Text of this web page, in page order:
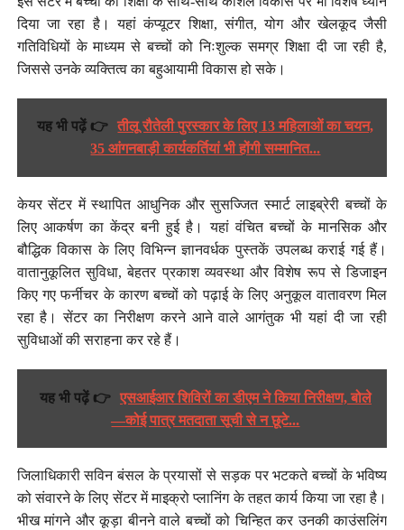
दिया जा रहा है। यहां कंप्यूटर शिक्षा, संगीत, योग और खेलकूद जैसी
गतिविधियों के माध्यम से बच्चों को निःशुल्क समग्र शिक्षा दी जा रही है,
जिससे उनके व्यक्तित्व का बहुआयामी विकास हो सके।
यह भी पढ़ें 👉
तीलू रौतेली पुरस्कार के लिए 13 महिलाओं का चयन,
35 आंगनबाड़ी कार्यकर्तियां भी होंगी सम्मानित...
केयर सेंटर में स्थापित आधुनिक और सुसज्जित स्मार्ट लाइब्रेरी बच्चों के
लिए आकर्षण का केंद्र बनी हुई है। यहां वंचित बच्चों के मानसिक और
बौद्धिक विकास के लिए विभिन्न ज्ञानवर्धक पुस्तकें उपलब्ध कराई गई हैं।
वातानुकूलित सुविधा, बेहतर प्रकाश व्यवस्था और विशेष रूप से डिजाइन
किए गए फर्नीचर के कारण बच्चों को पढ़ाई के लिए अनुकूल वातावरण मिल
रहा है। सेंटर का निरीक्षण करने आने वाले आगंतुक भी यहां दी जा रही
सुविधाओं की सराहना कर रहे हैं।
यह भी पढ़ें 👉 एसआईआर शिविरों का डीएम ने किया निरीक्षण, बोले
—कोई पात्र मतदाता सूची से न छूटे...
जिलाधिकारी सविन बंसल के प्रयासों से सड़क पर भटकते बच्चों के भविष्य
को संवारने के लिए सेंटर में माइक्रो प्लानिंग के तहत कार्य किया जा रहा है।
भीख मांगने और कूड़ा बीनने वाले बच्चों को चिन्हित कर उनकी काउंसलिंग